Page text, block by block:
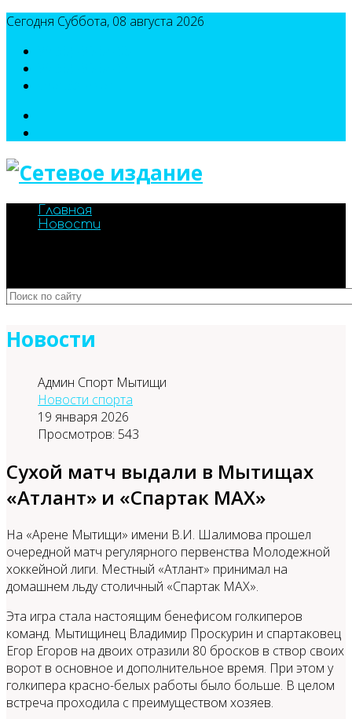
Сегодня Суббота, 08 августа 2026
Главная
Новости
Новости
Админ Спорт Мытищи
Новости спорта
19 января 2026
Просмотров: 543
Сухой матч выдали в Мытищах
«Атлант» и «Спартак МАХ»
На «Арене Мытищи» имени В.И. Шалимова прошел
очередной матч регулярного первенства Молодежной
хоккейной лиги. Местный «Атлант» принимал на
домашнем льду столичный «Спартак МАХ».
Эта игра стала настоящим бенефисом голкиперов
команд. Мытищинец Владимир Проскурин и спартаковец
Егор Егоров на двоих отразили 80 бросков в створ своих
ворот в основное и дополнительное время. При этом у
голкипера красно-белых работы было больше. В целом
встреча проходила с преимуществом хозяев.